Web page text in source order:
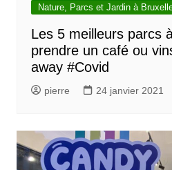
Nature, Parcs et Jardin à
Les 5 meilleurs parcs
prendre un café ou
away #Covid
pierre 24 janvier 2021